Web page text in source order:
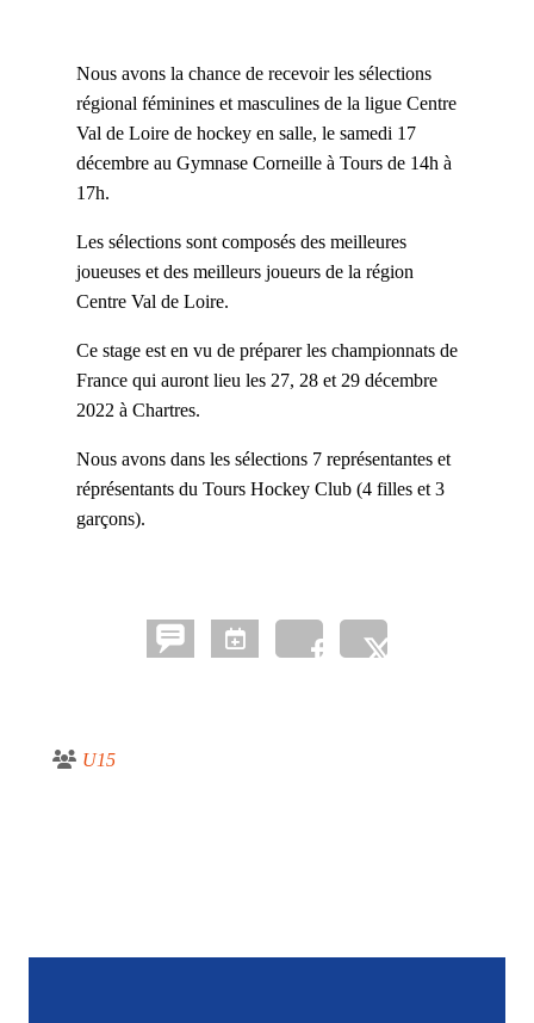
Nous avons la chance de recevoir les sélections
régional féminines et masculines de la ligue Centre
Val de Loire de hockey en salle, le samedi 17
décembre au Gymnase Corneille à Tours de 14h à
17h.
Les sélections sont composés des meilleures
joueuses et des meilleurs joueurs de la région
Centre Val de Loire.
Ce stage est en vu de préparer les championnats de
France qui auront lieu les 27, 28 et 29 décembre
2022 à Chartres.
Nous avons dans les sélections 7 représentantes et
réprésentants du Tours Hockey Club (4 filles et 3
garçons).
U15